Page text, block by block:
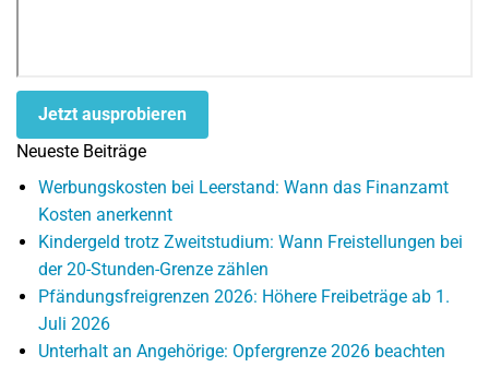
Jetzt ausprobieren
Neueste Beiträge
Werbungskosten bei Leerstand: Wann das Finanzamt
Kosten anerkennt
Kindergeld trotz Zweitstudium: Wann Freistellungen bei
der 20-Stunden-Grenze zählen
Pfändungsfreigrenzen 2026: Höhere Freibeträge ab 1.
Juli 2026
Unterhalt an Angehörige: Opfergrenze 2026 beachten